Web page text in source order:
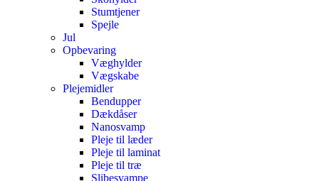
Stumtjener
Spejle
Jul
Opbevaring
Væghylder
Vægskabe
Plejemidler
Bendupper
Dækdåser
Nanosvamp
Pleje til læder
Pleje til laminat
Pleje til træ
Slibesvampe